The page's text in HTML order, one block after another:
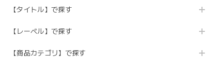
【タイトル】で探す
【レーベル】で探す
【商品カテゴリ】で探す